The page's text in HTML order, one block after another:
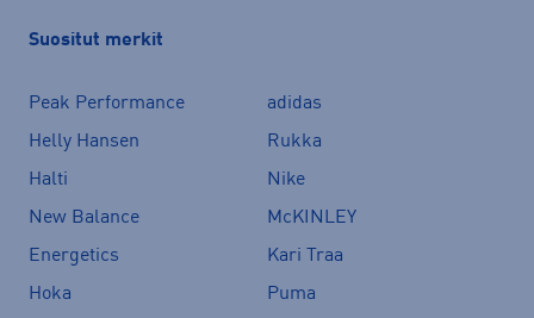
Suositut merkit
Peak Performance
adidas
Helly Hansen
Rukka
Halti
Nike
New Balance
McKINLEY
Energetics
Kari Traa
Hoka
Puma